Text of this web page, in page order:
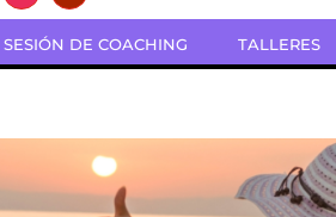
SESIÓN DE COACHING TALLERES